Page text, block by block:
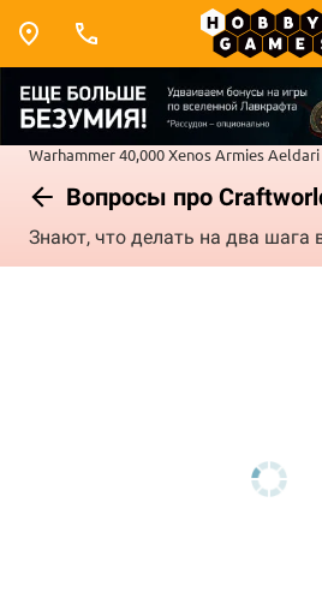
Warhammer 40,000Xenos ArmiesAeldari
Вопросы про
Знают, что делать на два шага